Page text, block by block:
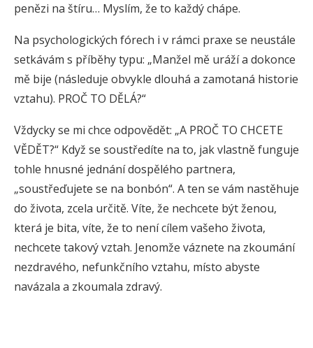
penězi na štíru… Myslím, že to každý chápe.
Na psychologických fórech i v rámci praxe se neustále
setkávám s příběhy typu: „Manžel mě uráží a dokonce
mě bije (následuje obvykle dlouhá a zamotaná historie
vztahu). PROČ TO DĚLÁ?“
Vždycky se mi chce odpovědět: „A PROČ TO CHCETE
VĚDĚT?“ Když se soustředíte na to, jak vlastně funguje
tohle hnusné jednání dospělého partnera,
„soustřeďujete se na bonbón“. A ten se vám nastěhuje
do života, zcela určitě. Víte, že nechcete být ženou,
která je bita, víte, že to není cílem vašeho života,
nechcete takový vztah. Jenomže váznete na zkoumání
nezdravého, nefunkčního vztahu, místo abyste
navázala a zkoumala zdravý.